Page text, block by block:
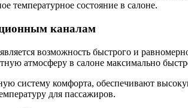
температурное состояние в салоне.
каналам
возможность быстрого и
атмосферу в салоне максимально
комфорта, обеспечивают
для пассажиров.